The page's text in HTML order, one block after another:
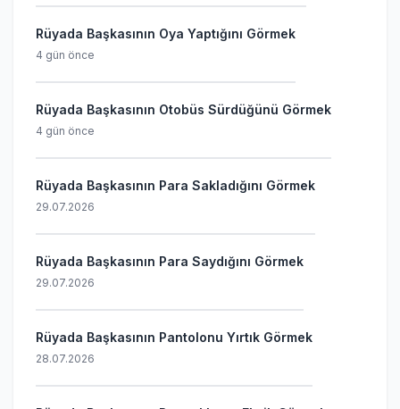
Rüyada Başkasının Oya Yaptığını Görmek
4 gün önce
Rüyada Başkasının Otobüs Sürdüğünü Görmek
4 gün önce
Rüyada Başkasının Para Sakladığını Görmek
29.07.2026
Rüyada Başkasının Para Saydığını Görmek
29.07.2026
Rüyada Başkasının Pantolonu Yırtık Görmek
28.07.2026